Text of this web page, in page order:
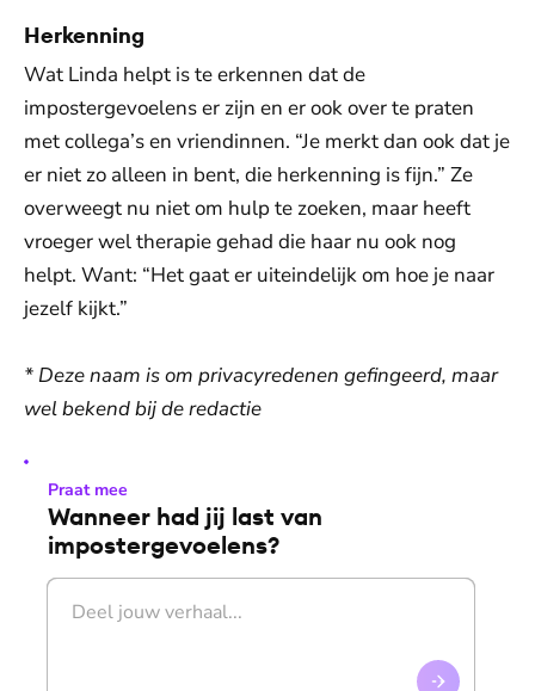
Herkenning
Wat Linda helpt is te erkennen dat de
impostergevoelens er zijn en er ook over te praten
met collega’s en vriendinnen. “Je merkt dan ook dat je
er niet zo alleen in bent, die herkenning is fijn.” Ze
overweegt nu niet om hulp te zoeken, maar heeft
vroeger wel therapie gehad die haar nu ook nog
helpt. Want: “Het gaat er uiteindelijk om hoe je naar
jezelf kijkt.”
* Deze naam is om privacyredenen gefingeerd, maar
wel bekend bij de redactie
Praat mee
Wanneer had jij last van
impostergevoelens?